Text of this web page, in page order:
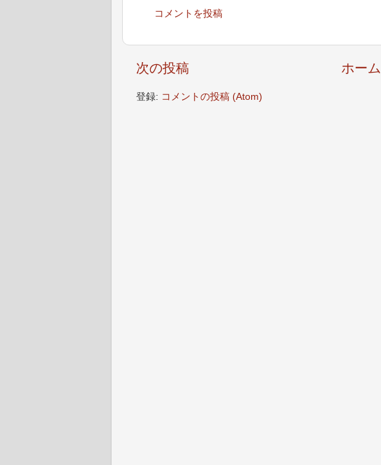
コメントを投稿
次の投稿 ホーム
登録: コメントの投稿 (Atom)